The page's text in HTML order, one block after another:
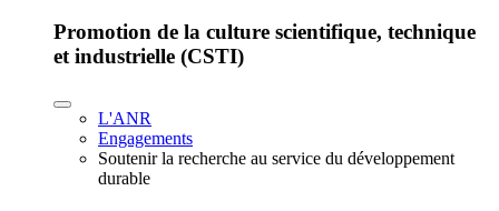
Promotion de la culture scientifique, technique
et industrielle (CSTI)
L'ANR
Engagements
Soutenir la recherche au service du développement
durable